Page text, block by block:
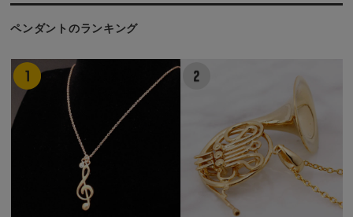
ペンダントのランキング